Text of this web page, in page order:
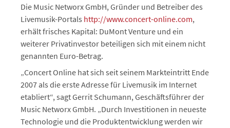
Die Music Networx GmbH, Gründer und Betreiber des
Livemusik-Portals http://www.concert-online.com,
erhält frisches Kapital: DuMont Venture und ein
weiterer Privatinvestor beteiligen sich mit einem nicht
genannten Euro-Betrag.
„Concert Online hat sich seit seinem Markteintritt Ende
2007 als die erste Adresse für Livemusik im Internet
etabliert“, sagt Gerrit Schumann, Geschäftsführer der
Music Networx GmbH. „Durch Investitionen in neueste
Technologie und die Produktentwicklung werden wir